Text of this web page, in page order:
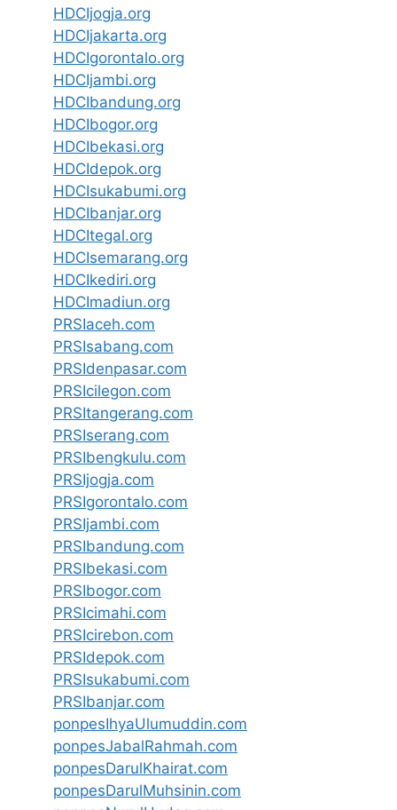
HDCIjogja.org
HDCIjakarta.org
HDCIgorontalo.org
HDCIjambi.org
HDCIbandung.org
HDCIbogor.org
HDCIbekasi.org
HDCIdepok.org
HDCIsukabumi.org
HDCIbanjar.org
HDCItegal.org
HDCIsemarang.org
HDCIkediri.org
HDCImadiun.org
PRSIaceh.com
PRSIsabang.com
PRSIdenpasar.com
PRSIcilegon.com
PRSItangerang.com
PRSIserang.com
PRSIbengkulu.com
PRSIjogja.com
PRSIgorontalo.com
PRSIjambi.com
PRSIbandung.com
PRSIbekasi.com
PRSIbogor.com
PRSIcimahi.com
PRSIcirebon.com
PRSIdepok.com
PRSIsukabumi.com
PRSIbanjar.com
ponpesIhyaUlumuddin.com
ponpesJabalRahmah.com
ponpesDarulKhairat.com
ponpesDarulMuhsinin.com